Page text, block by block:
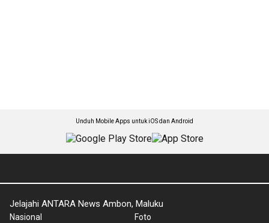
Unduh Mobile Apps untuk iOS dan Android
Jelajahi ANTARA News Ambon, Maluku
Nasional
Foto